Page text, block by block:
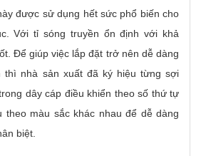
được sử dụng hết sức phổ biến cho
Với tỉ sóng truyền ổn định với khả
Để giúp việc lắp đặt trở nên dễ dàng
thì nhà sản xuất đã ký hiệu từng sợi
dây cáp điều khiển theo số thứ tự
theo màu sắc khác nhau để dễ dàng
biệt.